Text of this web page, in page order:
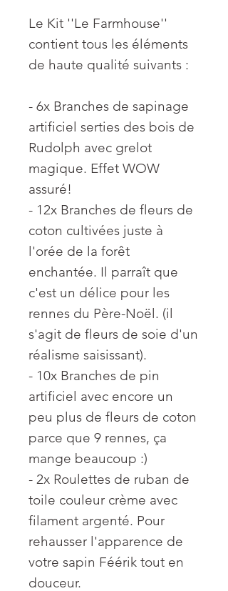
Le Kit ''Le Farmhouse''
contient tous les éléments
de haute qualité suivants :
- 6x Branches de sapinage
artificiel serties des bois de
Rudolph avec grelot
magique. Effet WOW
assuré!
- 12x Branches de fleurs de
coton cultivées juste à
l'orée de la forêt
enchantée. Il parraît que
c'est un délice pour les
rennes du Père-Noël. (il
s'agit de fleurs de soie d'un
réalisme saisissant).
- 10x Branches de pin
artificiel avec encore un
peu plus de fleurs de coton
parce que 9 rennes, ça
mange beaucoup :)
- 2x Roulettes de ruban de
toile couleur crème avec
filament argenté. Pour
rehausser l'apparence de
votre sapin Féérik tout en
douceur.